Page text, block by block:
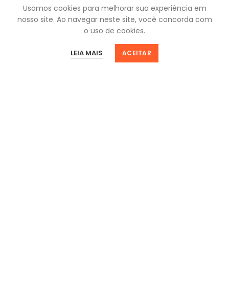
fale.com.rei@reidosparafusos.com.br
59.963.330/0001-25
São José do Rio Preto - SP | 15025-000
Usamos cookies para melhorar sua experiência em
nosso site. Ao navegar neste site, você concorda com
o uso de cookies.
LEIA MAIS ACEITAR
Minha Sacola